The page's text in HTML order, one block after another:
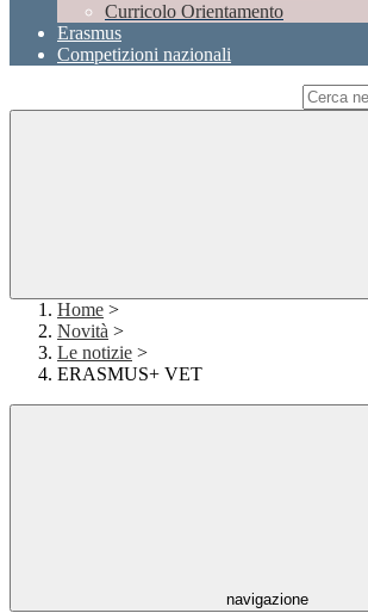
Curricolo Orientamento
Erasmus
Competizioni nazionali
Home >
Novità >
Le notizie >
ERASMUS+ VET
navigazione